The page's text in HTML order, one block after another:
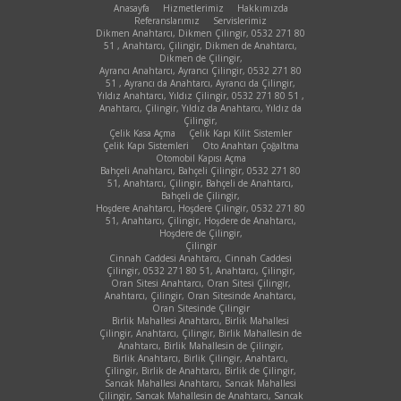
Anasayfa
Hizmetlerimiz
Hakkımızda
Referanslarımız
Servislerimiz
Dikmen Anahtarcı, Dikmen Çilingir, 0532 271 80
51 , Anahtarcı, Çilingir, Dikmen de Anahtarcı,
Dikmen de Çilingir,
Ayrancı Anahtarcı, Ayrancı Çilingir, 0532 271 80
51 , Ayrancı da Anahtarcı, Ayrancı da Çilingir,
Yıldız Anahtarcı, Yıldız Çilingir, 0532 271 80 51 ,
Anahtarcı, Çilingir, Yıldız da Anahtarcı, Yıldız da
Çilingir,
Çelik Kasa Açma
Çelik Kapı Kilit Sistemler
Çelik Kapı Sistemleri
Oto Anahtarı Çoğaltma
Otomobil Kapısı Açma
Bahçeli Anahtarcı, Bahçeli Çilingir, 0532 271 80
51, Anahtarcı, Çilingir, Bahçeli de Anahtarcı,
Bahçeli de Çilingir,
Hoşdere Anahtarcı, Hoşdere Çilingir, 0532 271 80
51, Anahtarcı, Çilingir, Hoşdere de Anahtarcı,
Hoşdere de Çilingir,
Çilingir
Cinnah Caddesi Anahtarcı, Cinnah Caddesi
Çilingir, 0532 271 80 51, Anahtarcı, Çilingir,
Oran Sitesi Anahtarcı, Oran Sitesi Çilingir,
Anahtarcı, Çilingir, Oran Sitesinde Anahtarcı,
Oran Sitesinde Çilingir
Birlik Mahallesi Anahtarcı, Birlik Mahallesi
Çilingir, Anahtarcı, Çilingir, Birlik Mahallesin de
Anahtarcı, Birlik Mahallesin de Çilingir,
Birlik Anahtarcı, Birlik Çilingir, Anahtarcı,
Çilingir, Birlik de Anahtarcı, Birlik de Çilingir,
Sancak Mahallesi Anahtarcı, Sancak Mahallesi
Çilingir, Sancak Mahallesin de Anahtarcı, Sancak